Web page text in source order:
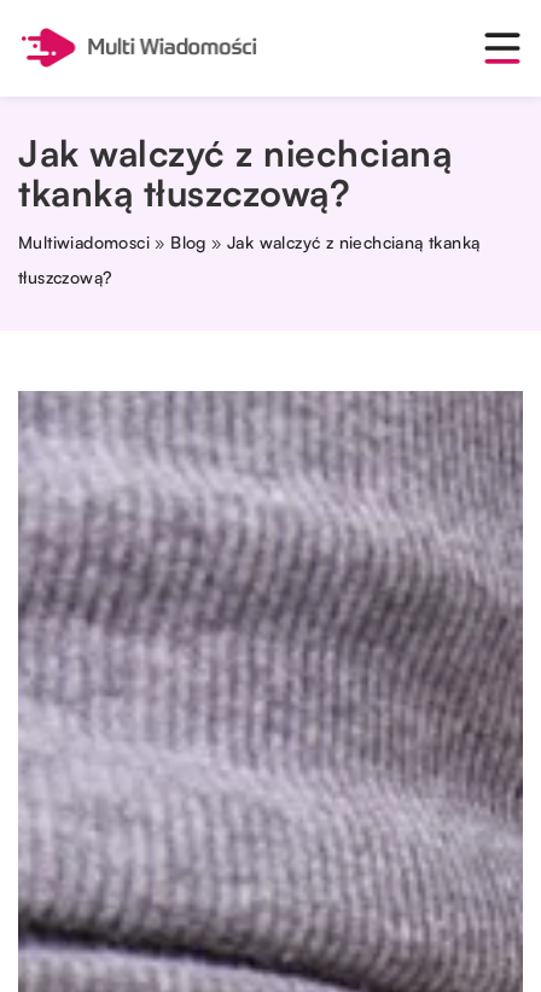
Jak walczyć z niechcianą
tkanką tłuszczową?
Multiwiadomosci » Blog »Jak walczyć z niechcianą tkanką
tłuszczową?